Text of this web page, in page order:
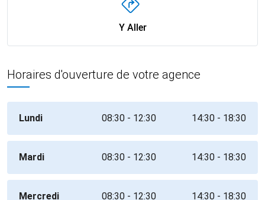
Y Aller
Horaires d'ouverture de votre agence
Lundi 08:30 - 12:30 14:30 - 18:30
Mardi 08:30 - 12:30 14:30 - 18:30
Mercredi 08:30 - 12:30 14:30 - 18:30